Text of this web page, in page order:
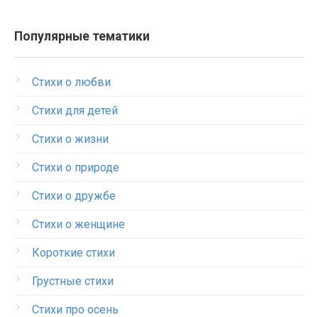
Популярные тематики
Стихи о любви
Стихи для детей
Стихи о жизни
Стихи о природе
Стихи о дружбе
Стихи о женщине
Короткие стихи
Грустные стихи
Стихи про осень